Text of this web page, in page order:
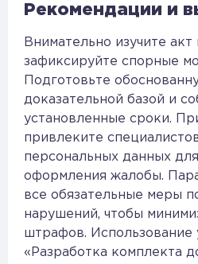
Рекомендации и
Внимательно изучите
зафиксируйте спорные
Подготовьте
доказательной базой и
установленные сроки.
привлеките
персональных данных
оформления жалобы.
все обязательные меры
нарушений, чтобы
штрафов. Использование
«Разработка комплекта